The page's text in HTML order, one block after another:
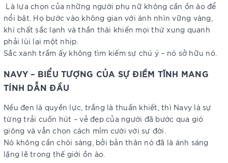
Là lựa chọn của những người phụ nữ không cần ồn ào để
nổi bật. Họ bước vào không gian với ánh nhìn vững vàng,
khí chất sắc lạnh và thần thái khiến mọi thứ xung quanh
phải lùi lại một nhịp.
Sắc xanh trầm ấy không tìm kiếm sự chú ý – nó sở hữu nó.
NAVY – BIỂU TƯỢNG CỦA SỰ ĐIỀM TĨNH MANG
TÍNH DẪN ĐẦU
Nếu đen là quyền lực, trắng là thuần khiết, thì Navy là sự
từng trải cuốn hút – vẻ đẹp của người đã bước qua gió
giông và vẫn chọn cách mỉm cười với sự đời.
Nó không cần chói sáng, bởi bản thân nó đã là ánh sáng
lặng lẽ trong thế giới ồn ào.